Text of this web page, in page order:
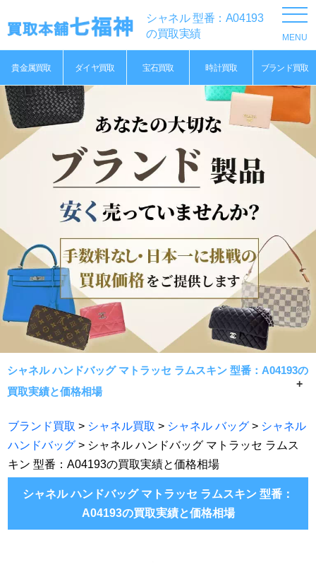
シャネル 型番：A04193
の買取実績
貴金属買取 ダイヤ買取 宝石買取 時計買取 ブランド買取
シャネル ハンドバッグ マトラッセ ラムスキン 型番：A04193の
買取実績と価格相場
シャネル ハンドバッグ マトラッセ ラムスキン 型番：
A04193の買取実績と価格相場です。
常に相場限界で手数料無料買取！七福神がシャネル製品で
あれば何でもお買取致します。
ブランド買取 > シャネル買取 > シャネル バッグ > シャネル
ハンドバッグ > シャネル ハンドバッグ マトラッセ ラムス
キン 型番：A04193の買取実績と価格相場
シャネル ハンドバッグ マトラッセ ラムスキン 型番：
A04193の買取実績と価格相場